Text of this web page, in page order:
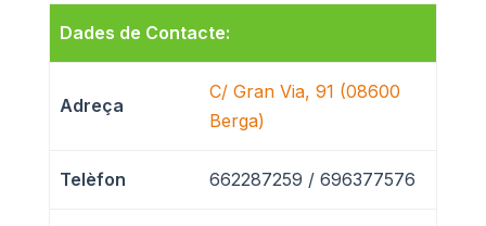
Dades de Contacte:
Adreça
C/ Gran Via, 91 (08600
Berga)
Telèfon 662287259 / 696377576